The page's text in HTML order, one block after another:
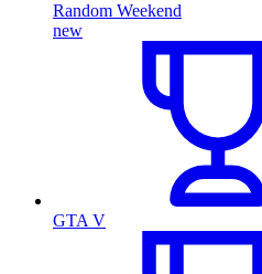
Random Weekend
new
GTA V